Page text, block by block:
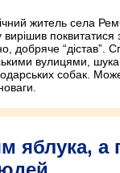
житель села
поквитатися
добряче “дістав”.
вулицями,
собак.
яблука, а